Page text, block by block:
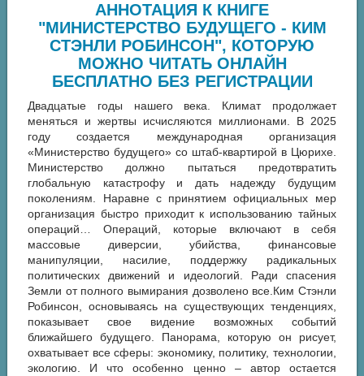
АННОТАЦИЯ К КНИГЕ
"МИНИСТЕРСТВО БУДУЩЕГО - КИМ
СТЭНЛИ РОБИНСОН", КОТОРУЮ
МОЖНО ЧИТАТЬ ОНЛАЙН
БЕСПЛАТНО БЕЗ РЕГИСТРАЦИИ
Двадцатые годы нашего века. Климат продолжает
меняться и жертвы исчисляются миллионами. В 2025
году создается международная организация
«Министерство будущего» со штаб-квартирой в Цюрихе.
Министерство должно пытаться предотвратить
глобальную катастрофу и дать надежду будущим
поколениям. Наравне с принятием официальных мер
организация быстро приходит к использованию тайных
операций… Операций, которые включают в себя
массовые диверсии, убийства, финансовые
манипуляции, насилие, поддержку радикальных
политических движений и идеологий. Ради спасения
Земли от полного вымирания дозволено все.Ким Стэнли
Робинсон, основываясь на существующих тенденциях,
показывает свое видение возможных событий
ближайшего будущего. Панорама, которую он рисует,
охватывает все сферы: экономику, политику, технологии,
экологию. И что особенно ценно – автор остается